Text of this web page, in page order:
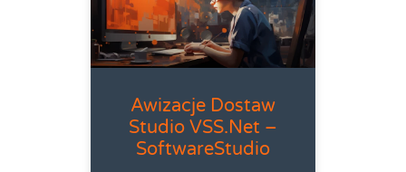
Awizacje Dostaw
Studio VSS.net –
SoftwareStudio